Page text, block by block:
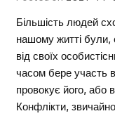
Більшість людей
нашому житті
від своїх
часом бере участь
провокує його, або
Конфлікти,